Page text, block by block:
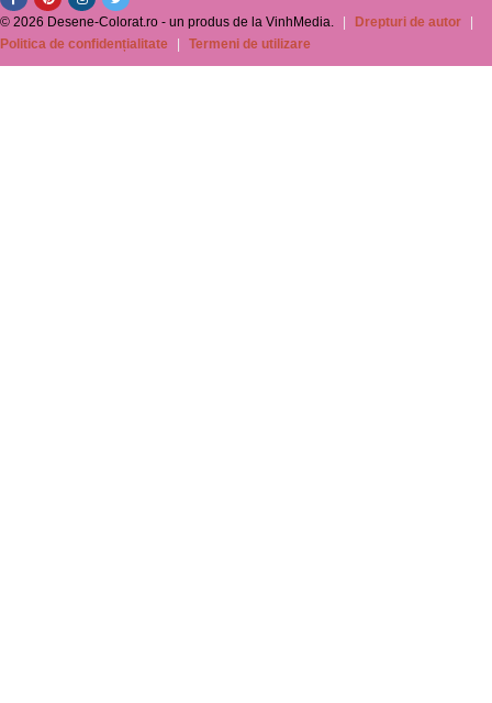
© 2026 Desene-Colorat.ro - un produs de la VinhMedia. Drepturi de autor
Politica de confidențialitate
Termeni de utilizare